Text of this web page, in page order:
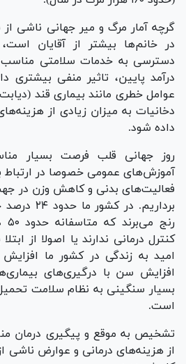
گرچه آمار مرگ و میر جهانی ناشی
در خانم‌ها بیشتر از آقایان
دسترسی به خدمات سلامتی
درآمد پایین، تاثیر منفی بیشتری
عوامل خطری مانند بیماری قند
دخانیات به میزان زیادی از
داده شود.
روز جهانی قلب فرصت بسیار
آموزش‌های عمومی خصوصا در ارتباط
فعالیت‌های بدنی و کاهش وزن در
برداریم.
کنترل درمانی ندارند یا اصولا از
امید به زندگی در کشور ما
افزایش سن با درگیری‌های
بسیار سنگینی به نظام سلامت
است.
تشخیص به موقع و پیگیری درمان
از هزینه‌های درمانی و عوارض ناشی